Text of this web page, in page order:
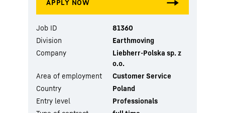
Job ID
81360
Division
Earthmoving
Company
Liebherr-Polska sp. z
o.o.
Area of employment
Customer Service
Country
Poland
Entry level
Professionals